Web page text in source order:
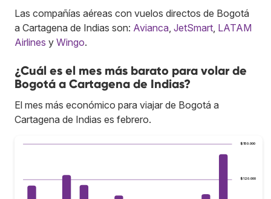
Las compañías aéreas con vuelos directos de Bogotá
a Cartagena de Indias son: Avianca JetSmart LATAM
Airlines y Wingo.
¿Cuál es el mes más barato para volar de
Bogotá a Cartagena de Indias?
El mes más económico para viajar de Bogotá a
Cartagena de Indias es febrero.
$120.000
$150.000